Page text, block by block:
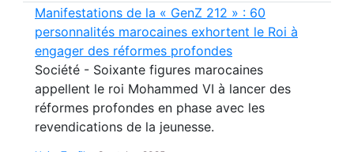
Manifestations de la « GenZ 212 » : 60
personnalités marocaines exhortent le Roi à
engager des réformes profondes
Société - Soixante figures marocaines
appellent le roi Mohammed VI à lancer des
réformes profondes en phase avec les
revendications de la jeunesse.